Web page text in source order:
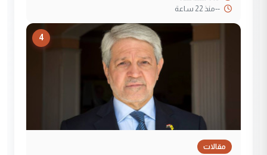
--منذ 22 ساعة
4
مقالات